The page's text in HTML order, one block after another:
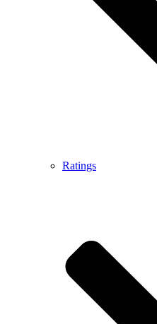
Ratings